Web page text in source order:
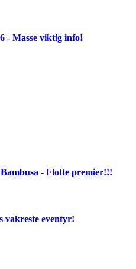
- Masse viktig info!
- Flotte premier!!!
vakreste eventyr!